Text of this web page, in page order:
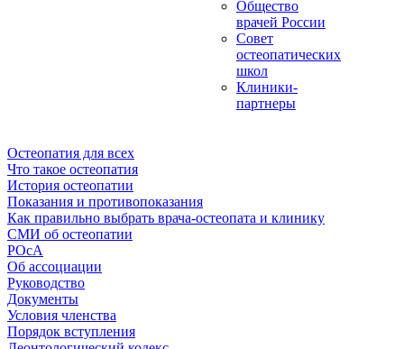
Общество
врачей России
Совет
остеопатических
школ
Клиники-
партнеры
Остеопатия для всех
Что такое остеопатия
История остеопатии
Показания и противопоказания
Как правильно выбрать врача-остеопата и клинику
СМИ об остеопатии
РОсА
Об ассоциации
Руководство
Документы
Условия членства
Порядок вступления